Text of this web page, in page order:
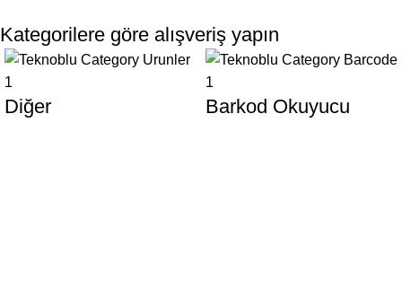
Kategorilere göre alışveriş yapın
Diğer Barkod Okuyucu